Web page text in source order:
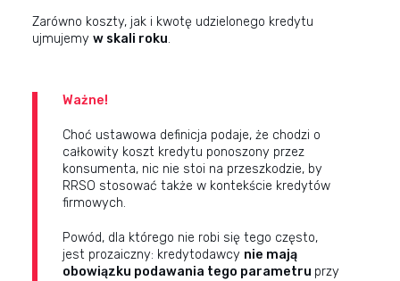
Zarówno koszty, jak i kwotę udzielonego kredytu
ujmujemy w skali roku.
Ważne!
Choć ustawowa definicja podaje, że chodzi o
całkowity koszt kredytu ponoszony przez
konsumenta, nic nie stoi na przeszkodzie, by
RRSO stosować także w kontekście kredytów
firmowych.
Powód, dla którego nie robi się tego często,
jest prozaiczny: kredytodawcy nie mają
obowiązku podawania tego parametru przy